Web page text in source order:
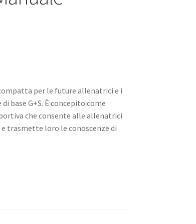
per le future allenatrici e i
base G+S. È concepito come
che consente alle allenatrici
trasmette loro le conoscenze di